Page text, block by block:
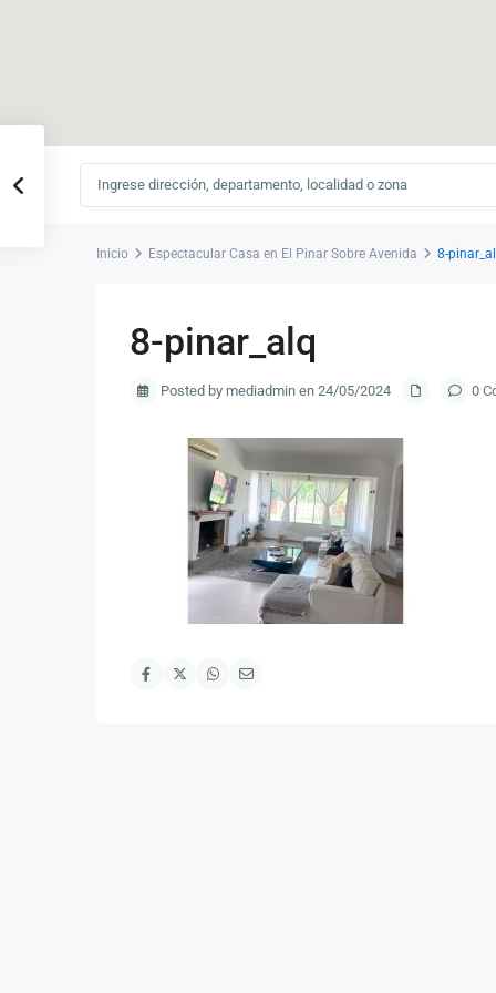
Inicio Espectacular Casa en El Pinar Sobre Avenida 8-
8-pinar_alq
Posted by mediadmin en 24/05/2024 0